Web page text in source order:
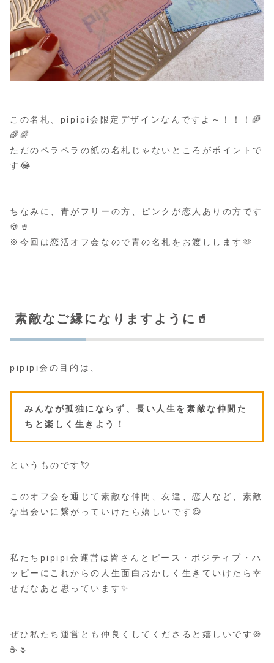
この名札、pipipi会限定デザインなんですよ～！！！🌈
🌈🌈
ただのペラペラの紙の名札じゃないところがポイントで
す😂
ちなみに、青がフリーの方、ピンクが恋人ありの方です
🍪🥤
※今回は恋活オフ会なので青の名札をお渡しします🫶
素敵なご縁になりますように🥤
pipipi会の目的は、
みんなが孤独にならず、長い人生を素敵な仲間た
ちと楽しく生きよう！
というものです💘
このオフ会を通じて素敵な仲間、友達、恋人など、素敵
な出会いに繋がっていけたら嬉しいです😆
私たちpipipi会運営は皆さんとピース・ポジティブ・ハ
ッピーにこれからの人生面白おかしく生きていけたら幸
せだなあと思っています✨
ぜひ私たち運営とも仲良くしてくださると嬉しいです🍪
☕🌷